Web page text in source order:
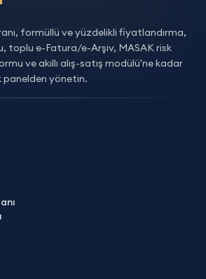
formüllü ve yüzdelikli fiyatlandırma,
toplu e-Fatura/e-Arşiv, MASAK risk
ve akıllı alış-satış modülü'ne kadar
yönetin.